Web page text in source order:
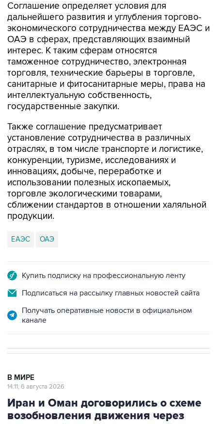
Соглашение определяет условия для
дальнейшего развития и углубления торгово-
экономического сотрудничества между ЕАЭС и
ОАЭ в сферах, представляющих взаимный
интерес. К таким сферам относятся
таможенное сотрудничество, электронная
торговля, технические барьеры в торговле,
санитарные и фитосанитарные меры, права на
интеллектуальную собственность,
государственные закупки.
Также соглашение предусматривает
установление сотрудничества в различных
отраслях, в том числе транспорте и логистике,
конкуренции, туризме, исследованиях и
инновациях, добыче, переработке и
использовании полезных ископаемых,
торговле экологическими товарами,
сближении стандартов в отношении халяльной
продукции.
ЕАЭС ОАЭ
Купить подписку на профессиональную ленту
Подписаться на рассылку главных новостей сайта
Получать оперативные новости в официальном
канале
В МИРЕ
14:11, 6 августа 2026
Иран и Оман договорились о схеме
возобновления движения через